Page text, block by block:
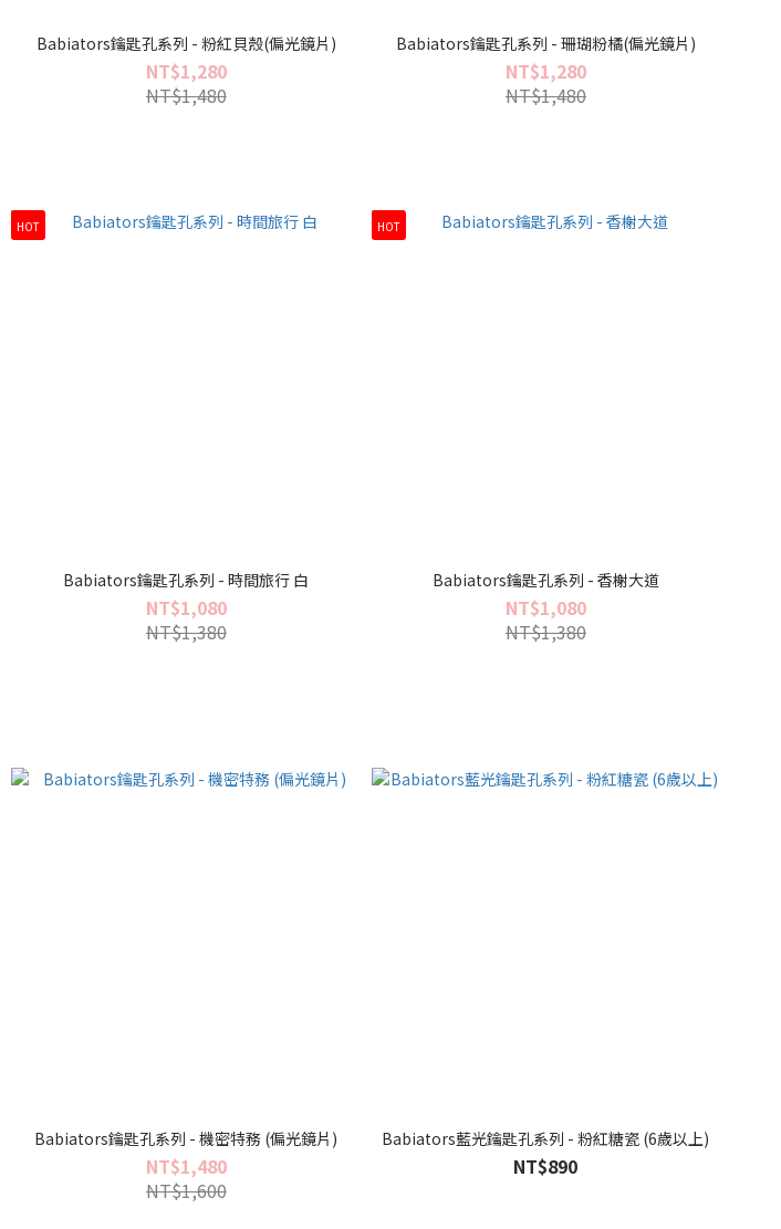
Babiators鑰匙孔系列 - 粉紅貝殼(偏光鏡片)
NT$1,280
NT$1,480
Babiators鑰匙孔系列 - 珊瑚粉橘(偏光鏡片)
NT$1,280
NT$1,480
HOT
Babiators鑰匙孔系列 - 時間旅行 白
NT$1,080
NT$1,380
HOT
Babiators鑰匙孔系列 - 香榭大道
NT$1,080
NT$1,380
Babiators鑰匙孔系列 - 機密特務 (偏光鏡片)
NT$1,480
NT$1,600
Babiators藍光鑰匙孔系列 - 粉紅糖瓷 (6歲以上)
NT$890